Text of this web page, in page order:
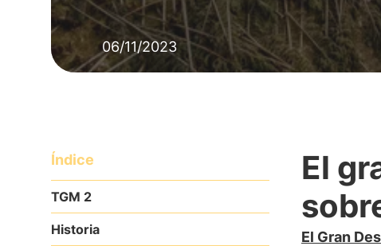
06/11/2023
Índice
TGM 2
Historia
El
El Gran